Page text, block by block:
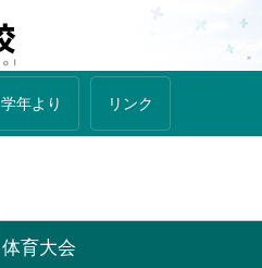
学年より リンク
体育大会